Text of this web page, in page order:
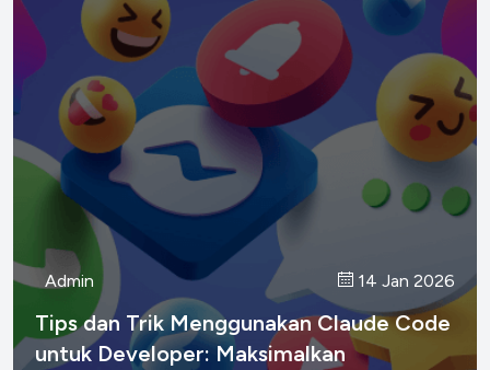
Admin 17 Jan 2026
CI/CD: Continuous Integration dan
Continuous Deployment untuk
Admin 15 Jan 2026
Menguasai Shortcuts Claude Code di
Terminal
Admin 14 Jan 2026
Tips dan Trik Menggunakan Claude Code
untuk Developer: Maksimalkan